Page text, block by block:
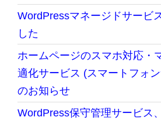
WordPressマネージドサービ
した
ホームページのスマホ対応・
適化サービス (スマートフォ
のお知らせ
WordPress保守管理サービス